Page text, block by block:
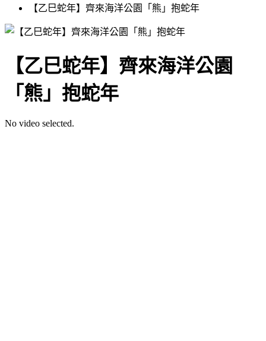
【乙巳蛇年】齊來海洋公園「熊」抱蛇年
【乙巳蛇年】齊來海洋公園
「熊」抱蛇年
No video selected.